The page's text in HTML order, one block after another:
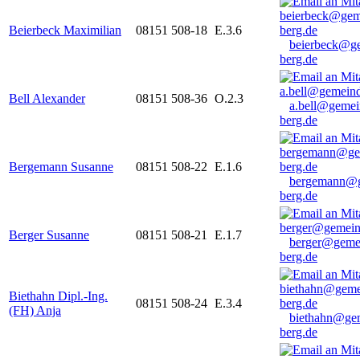
Beierbeck Maximilian 08151 508-18 E.3.6
berg.de
Bell Alexander 08151 508-36 O.2.3
berg.de
Bergemann Susanne 08151 508-22 E.1.6
berg.de
Berger Susanne 08151 508-21 E.1.7
berg.de
Biethahn Dipl.-Ing.
(FH) Anja
08151 508-24 E.3.4
berg.de